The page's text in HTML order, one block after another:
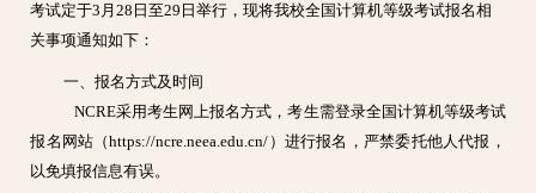
考试定于3 月28 日至29日举行，现将我校全国计算机等级考试报名相
关事项通知如下：
一、报名方式及时间
NCRE采用考生网上报名方式，考生需登录全国计算机等级考试
报名网站（https://ncre.neea.edu.cn/）进行报名，严禁委托他人代报，
以免填报信息有误。